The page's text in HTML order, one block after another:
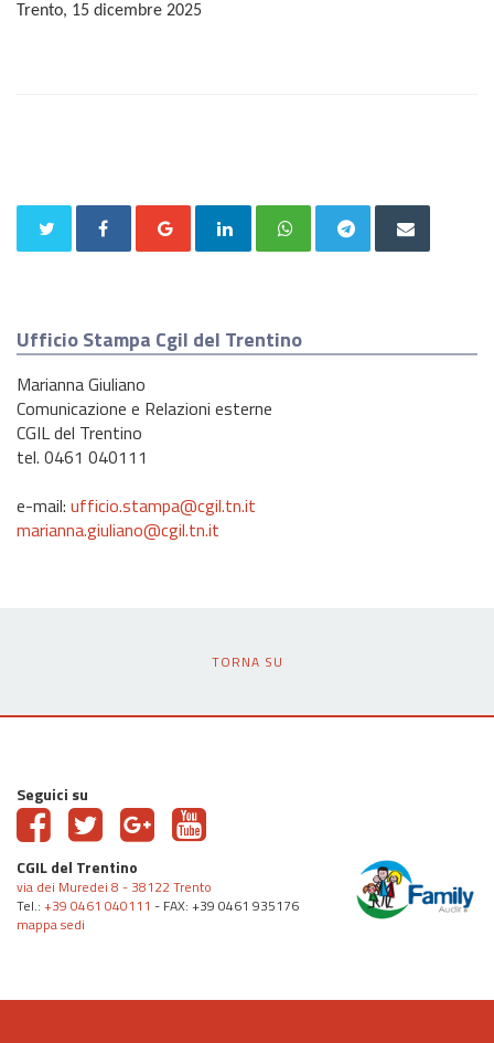
Trento, 15 dicembre 2025
Ufficio Stampa Cgil del Trentino
Marianna Giuliano
Comunicazione e Relazioni esterne
CGIL del Trentino
tel. 0461 040111
e-mail: ufficio.stampa@cgil.tn.it
marianna.giuliano@cgil.tn.it
TORNA SU
Seguici su
CGIL del Trentino
via dei Muredei 8 - 38122 Trento
Tel.: +39 0461 040111 - FAX: +39 0461 935176
mappa sedi